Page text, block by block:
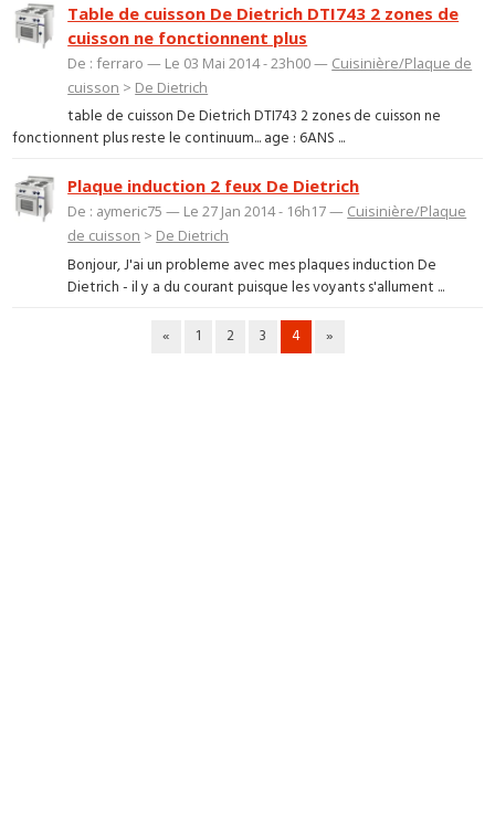
Table de cuisson De Dietrich DTI743 2 zones de
cuisson ne fonctionnent plus
De : ferraro — Le 03 Mai 2014 - 23h00 — Cuisinière/Plaque de
cuisson > De Dietrich
table de cuisson De Dietrich DTI743 2 zones de cuisson ne
fonctionnent plus reste le continuum... age : 6ANS ...
Plaque induction 2 feux De Dietrich
De : aymeric75 — Le 27 Jan 2014 - 16h17 — Cuisinière/Plaque
de cuisson > De Dietrich
Bonjour, J'ai un probleme avec mes plaques induction De
Dietrich - il y a du courant puisque les voyants s'allument ...
« 1 2 3 4 »